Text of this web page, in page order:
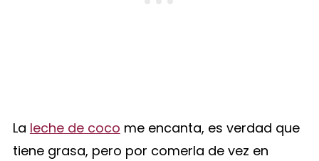
La leche de coco me encanta, es verdad que
tiene grasa, pero por comerla de vez en